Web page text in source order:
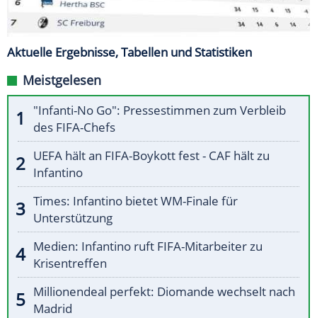
Aktuelle Ergebnisse, Tabellen und Statistiken
Meistgelesen
"Infanti-No Go": Pressestimmen zum Verbleib
des FIFA-Chefs
UEFA hält an FIFA-Boykott fest - CAF hält zu
Infantino
Times: Infantino bietet WM-Finale für
Unterstützung
Medien: Infantino ruft FIFA-Mitarbeiter zu
Krisentreffen
Millionendeal perfekt: Diomande wechselt nach
Madrid